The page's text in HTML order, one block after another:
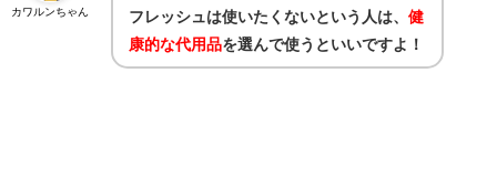
カワルンちゃん
フレッシュは使いたくないという人は、健
康的な代用品を選んで使うといいですよ！